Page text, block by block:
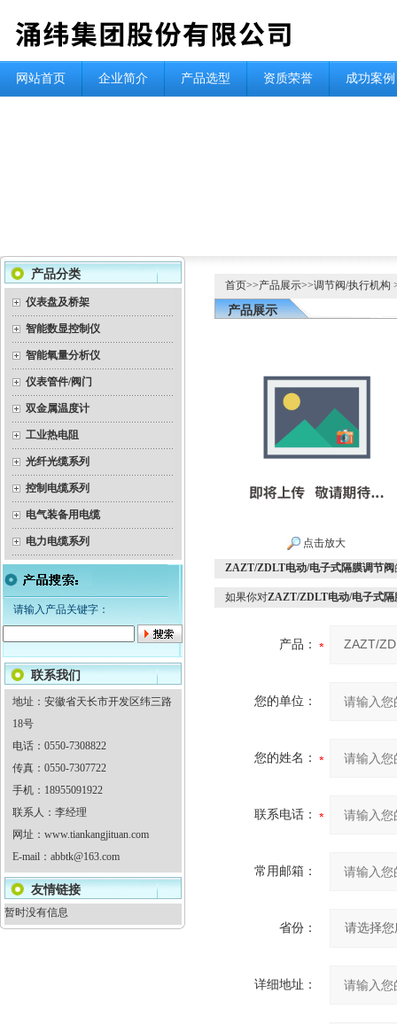
网站首页 企业简介 产品选型 资质荣誉 成功案例
产品分类
仪表盘及桥架
智能数显控制仪
智能氧量分析仪
仪表管件/阀门
双金属温度计
工业热电阻
光纤光缆系列
控制电缆系列
电气装备用电缆
电力电缆系列
请输入产品关键字：
联系我们
地址：安徽省天长市开发区纬三路
18号
电话：0550-7308822
传真：0550-7307722
手机：18955091922
联系人：李经理
网址： www.tiankangjituan.com
E-mail： abbtk@163.com
友情链接
暂时没有信息
首页>>产品展示>>调节阀/执行机构
产品展示
点击放大
ZAZT/ZDLT电动/电子式隔膜调节阀
如果你对ZAZT/ZDLT电动/电子式隔
产品：
您的单位：
您的姓名：
联系电话：
常用邮箱：
省份：
详细地址：